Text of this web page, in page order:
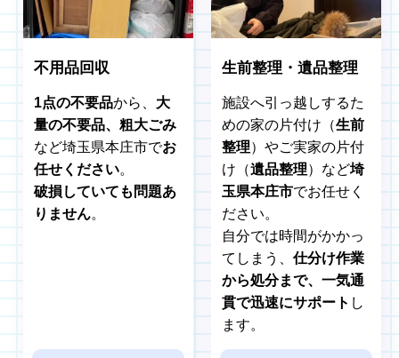
不用品回収
1点の不要品から、 大
量の不要品、粗大ごみ
など埼玉県本庄市でお
任せください。
破損していても問題あ
りません。
生前整理・遺品整理
施設へ引っ越しするた
めの家の片付け（生前
整理）やご実家の片付
け（遺品整理）など埼
玉県本庄市でお任せく
ださい。
自分では時間がかかっ
てしまう、 仕分け作業
から処分まで、一気通
貫で迅速にサポート し
ます。